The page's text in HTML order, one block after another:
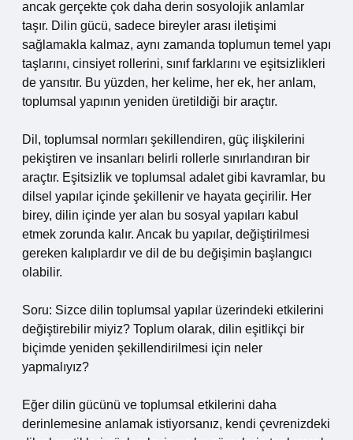
ancak gerçekte çok daha derin sosyolojik anlamlar
taşır. Dilin gücü, sadece bireyler arası iletişimi
sağlamakla kalmaz, aynı zamanda toplumun temel yapı
taşlarını, cinsiyet rollerini, sınıf farklarını ve eşitsizlikleri
de yansıtır. Bu yüzden, her kelime, her ek, her anlam,
toplumsal yapının yeniden üretildiği bir araçtır.
Dil, toplumsal normları şekillendiren, güç ilişkilerini
pekiştiren ve insanları belirli rollerle sınırlandıran bir
araçtır. Eşitsizlik ve toplumsal adalet gibi kavramlar, bu
dilsel yapılar içinde şekillenir ve hayata geçirilir. Her
birey, dilin içinde yer alan bu sosyal yapıları kabul
etmek zorunda kalır. Ancak bu yapılar, değiştirilmesi
gereken kalıplardır ve dil de bu değişimin başlangıcı
olabilir.
Soru: Sizce dilin toplumsal yapılar üzerindeki etkilerini
değiştirebilir miyiz? Toplum olarak, dilin eşitlikçi bir
biçimde yeniden şekillendirilmesi için neler
yapmalıyız?
Eğer dilin gücünü ve toplumsal etkilerini daha
derinlemesine anlamak istiyorsanız, kendi çevrenizdeki